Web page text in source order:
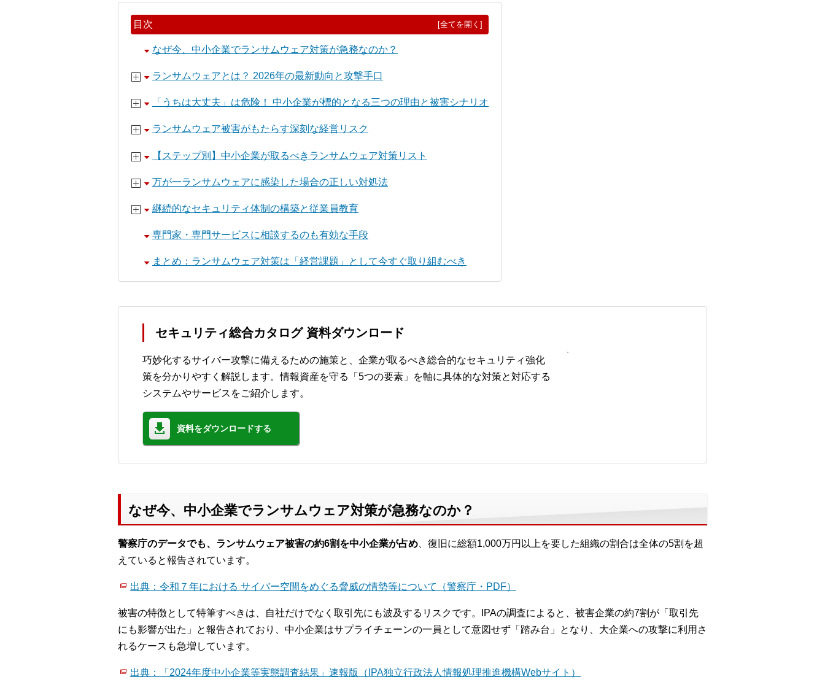
目次 [全てを開く]
なぜ今、中小企業でランサムウェア対策が急務なのか？
ランサムウェアとは？ 2026年の最新動向と攻撃手口
「うちは大丈夫」は危険！ 中小企業が標的となる三つの理由と被害シナリオ
ランサムウェア被害がもたらす深刻な経営リスク
【ステップ別】中小企業が取るべきランサムウェア対策リスト
万が一ランサムウェアに感染した場合の正しい対処法
継続的なセキュリティ体制の構築と従業員教育
専門家・専門サービスに相談するのも有効な手段
まとめ：ランサムウェア対策は「経営課題」として今すぐ取り組むべき
セキュリティ総合カタログ 資料ダウンロード
巧妙化するサイバー攻撃に備えるための施策と、企業が取るべき総合的なセキュリティ強化
策を分かりやすく解説します。情報資産を守る「5つの要素」を軸に具体的な対策と対応する
システムやサービスをご紹介します。
資料をダウンロードする
なぜ今、中小企業でランサムウェア対策が急務なのか？
警察庁のデータでも、ランサムウェア被害の約6割を中小企業が占め 、復旧に総額1,000万円以上を要した組織の割合は全体の5割を超
えていると報告されています。
出典：令和７年における サイバー空間をめぐる脅威の情勢等について（警察庁・PDF）
被害の特徴として特筆すべきは、自社だけでなく取引先にも波及するリスクです。IPAの調査によると、被害企業の約7割が「取引先
にも影響が出た」と報告されており、中小企業はサプライチェーンの一員として意図せず「踏み台」となり、大企業への攻撃に利用さ
れるケースも急増しています。
出典：「2024年度中小企業等実態調査結果」速報版（IPA独立行政法人情報処理推進機構Webサイト）